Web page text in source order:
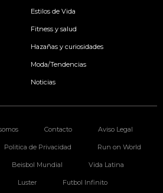
n
Estilos de Vida
Fitness y salud
Hazañas y curiosidades
Moda/Tendencias
Noticias
Contacto Aviso Legal
Politica de Privacidad Run on World
Beisbol Mundial Vida Latina
Luster Futbol Infinito